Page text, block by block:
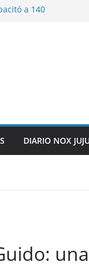
a 140
DIARIO NOX